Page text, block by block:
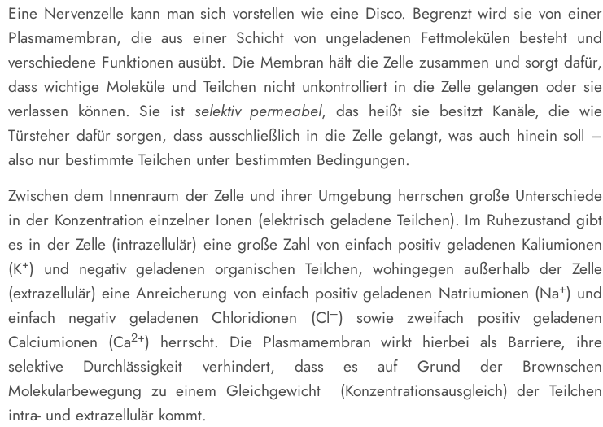
Eine Nervenzelle kann man sich vorstellen wie eine Disco. Begrenzt wird sie von einer
Plasmamembran, die aus einer Schicht von ungeladenen Fettmolekülen besteht und
verschiedene Funktionen ausübt. Die Membran hält die Zelle zusammen und sorgt dafür,
dass wichtige Moleküle und Teilchen nicht unkontrolliert in die Zelle gelangen oder sie
verlassen können. Sie ist selektiv permeabel, das heißt sie besitzt Kanäle, die wie
Türsteher dafür sorgen, dass ausschließlich in die Zelle gelangt, was auch hinein soll –
also nur bestimmte Teilchen unter bestimmten Bedingungen.
Zwischen dem Innenraum der Zelle und ihrer Umgebung herrschen große Unterschiede
in der Konzentration einzelner Ionen (elektrisch geladene Teilchen). Im Ruhezustand gibt
es in der Zelle (intrazellulär) eine große Zahl von einfach positiv geladenen Kaliumionen
(K+) und negativ geladenen organischen Teilchen, wohingegen außerhalb der Zelle
(extrazellulär) eine Anreicherung von einfach positiv geladenen Natriumionen (Na+) und
einfach negativ geladenen Chloridionen (Cl–) sowie zweifach positiv geladenen
Calciumionen (Ca2+) herrscht. Die Plasmamembran wirkt hierbei als Barriere, ihre
selektive Durchlässigkeit verhindert, dass es auf Grund der Brownschen
Molekularbewegung zu einem Gleichgewicht (Konzentrationsausgleich) der Teilchen
intra- und extrazellulär kommt.